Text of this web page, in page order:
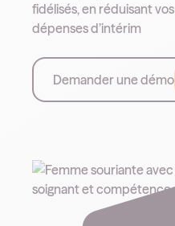
fidélisés, en réduisant vos
dépenses d’intérim
Demander une démo